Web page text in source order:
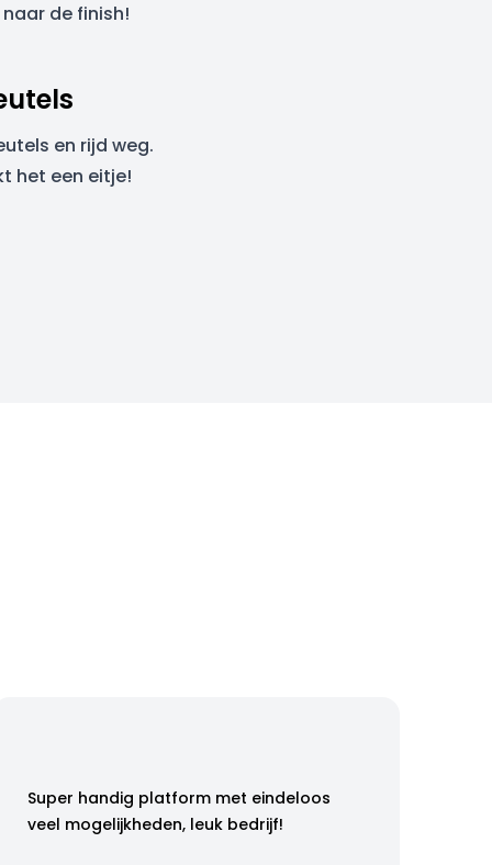
de finish!
en rijd weg.
het een eitje!
Super handig platform met eindeloos
veel mogelijkheden, leuk bedrijf!